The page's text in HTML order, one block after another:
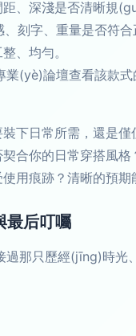
距、深淺是否清晰規
、刻字、重量是否符合
、均勻。
(yè)論壇查看該款式
下日常所需，還是僅
合你的日常穿搭風格
使用痕跡？清晰的預期
最后叮囑
過那只歷經(jīng)時光